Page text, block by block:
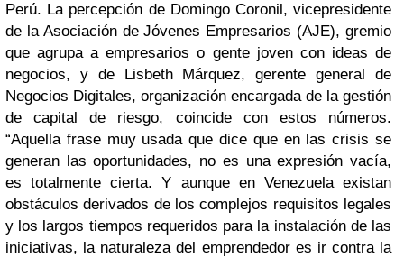
Perú. La percepción de Domingo Coronil, vicepresidente
de la Asociación de Jóvenes Empresarios (AJE), gremio
que agrupa a empresarios o gente joven con ideas de
negocios, y de Lisbeth Márquez, gerente general de
Negocios Digitales, organización encargada de la gestión
de capital de riesgo, coincide con estos números.
“Aquella frase muy usada que dice que en las crisis se
generan las oportunidades, no es una expresión vacía,
es totalmente cierta. Y aunque en Venezuela existan
obstáculos derivados de los complejos requisitos legales
y los largos tiempos requeridos para la instalación de las
iniciativas, la naturaleza del emprendedor es ir contra la